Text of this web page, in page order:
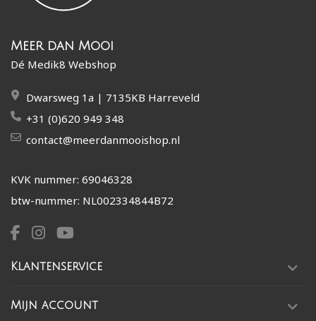
Meer dan Mooi
Dé Medik8 Webshop
Dwarsweg 1a | 7135KB Harreveld
+31 (0)620 949 348
contact@meerdanmooishop.nl
KVK nummer: 69046328
btw-nummer: NL002334844B72
Klantenservice
Mijn account